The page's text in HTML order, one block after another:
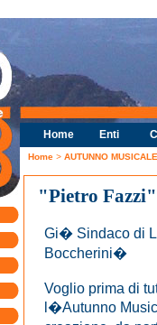
Home Enti
Home > AUTUNNO
"Pietro Fazzi"
Gi� Sindaco di
Boccherini�
Voglio prima di
l�Autunno